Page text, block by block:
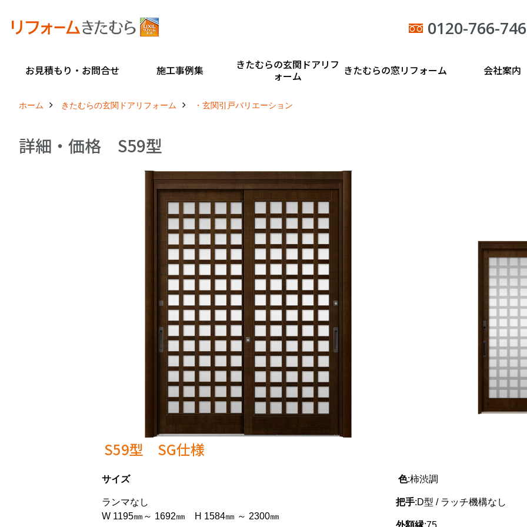
0120-766-746
お見積もり・お問合せ 施工事例集
きたむらの玄関ドアリフ
ォーム
きたむらの窓リフォーム 会社案内
ホーム きたむらの玄関ドアリフォーム ・玄関引戸バリエーション
詳細・価格 S59型
S59型 SG仕様
サイズ
ランマなし
W 1195㎜～ 1692㎜ H 1584㎜ ～ 2300㎜
色:柿渋調
把手:D型 / ラッチ機構なし
外額縁:75